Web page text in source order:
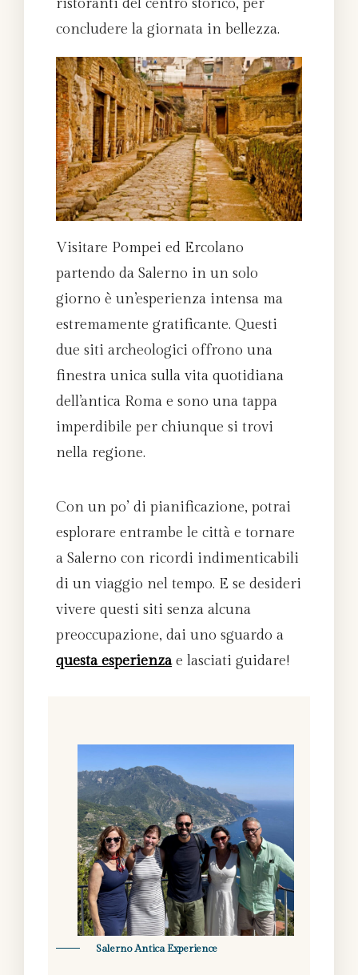
ristoranti del centro storico, per
concludere la giornata in bellezza.
Visitare Pompei ed Ercolano
partendo da Salerno in un solo
giorno è un’esperienza intensa ma
estremamente gratificante. Questi
due siti archeologici offrono una
finestra unica sulla vita quotidiana
dell’antica Roma e sono una tappa
imperdibile per chiunque si trovi
nella regione.
Con un po’ di pianificazione, potrai
esplorare entrambe le città e tornare
a Salerno con ricordi indimenticabili
di un viaggio nel tempo. E se desideri
vivere questi siti senza alcuna
preoccupazione, dai uno sguardo a
questa esperienzae lasciati guidare!
Salerno Antica Experience